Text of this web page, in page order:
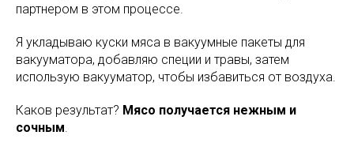
партнером в этом процессе.
Я укладываю куски мяса в вакуумные пакеты для
вакууматора, добавляю специи и травы, затем
использую вакууматор, чтобы избавиться от воздуха.
Каков результат? Мясо получается нежным и
сочным.